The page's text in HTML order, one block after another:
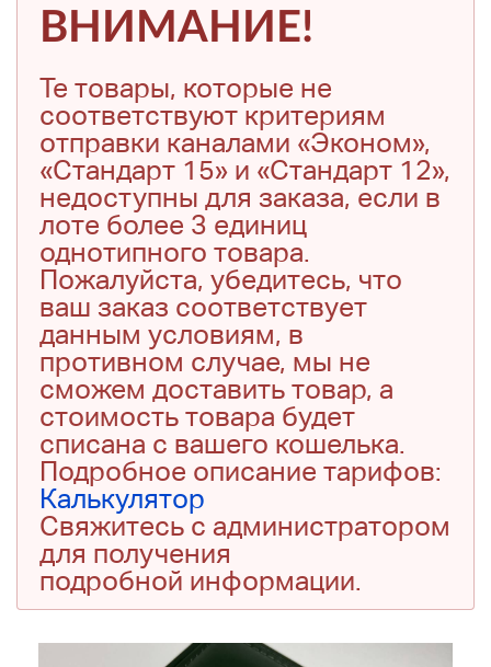
ВНИМАНИЕ!
Те товары, которые не
соответствуют критериям
отправки каналами «Эконом»,
«Стандарт 15» и «Стандарт 12»,
недоступны для заказа, если в
лоте более 3 единиц
однотипного товара.
Пожалуйста, убедитесь, что
ваш заказ соответствует
данным условиям, в
противном случае, мы не
сможем доставить товар, а
стоимость товара будет
списана с вашего кошелька.
Подробное описание тарифов:
Калькулятор
Свяжитесь с администратором
для получения
подробной информации.